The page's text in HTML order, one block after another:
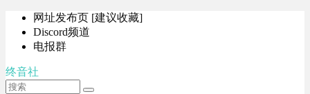
网址发布页 [建议收藏]
Discord频道
电报群
终音社